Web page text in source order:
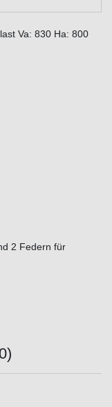
Va: 830 Ha: 800
2 Federn für